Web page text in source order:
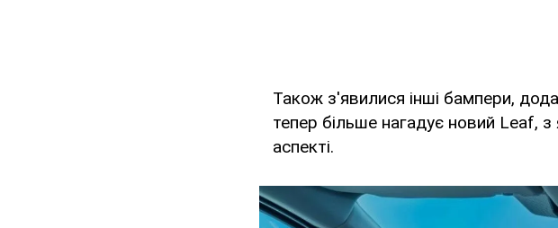
Також з'явилися інші бампери,
тепер більше нагадує новий Leaf,
аспекті.